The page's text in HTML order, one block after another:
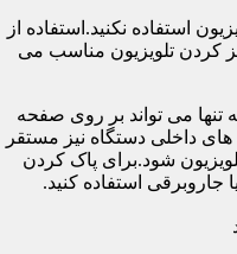
استفاده نکنید.استفاده از
کردن تلویزیون مناسب می
تنها می تواند بر روی صفحه
داخلی دستگاه نیز مستقر
شود.برای پاک کردن
جاروبرقی استفاده کنید.